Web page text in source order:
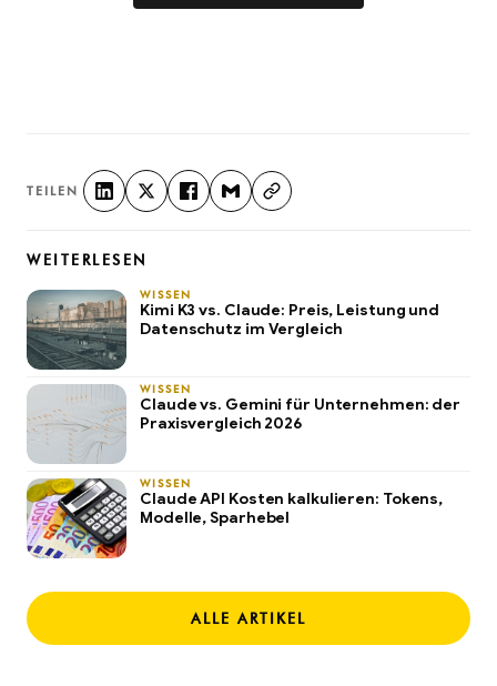
TEILEN
WEITERLESEN
WISSEN
Kimi K3 vs. Claude: Preis, Leistung und
Datenschutz im Vergleich
WISSEN
Claude vs. Gemini für Unternehmen: der
Praxisvergleich 2026
WISSEN
Claude API Kosten kalkulieren: Tokens,
Modelle, Sparhebel
ALLE ARTIKEL